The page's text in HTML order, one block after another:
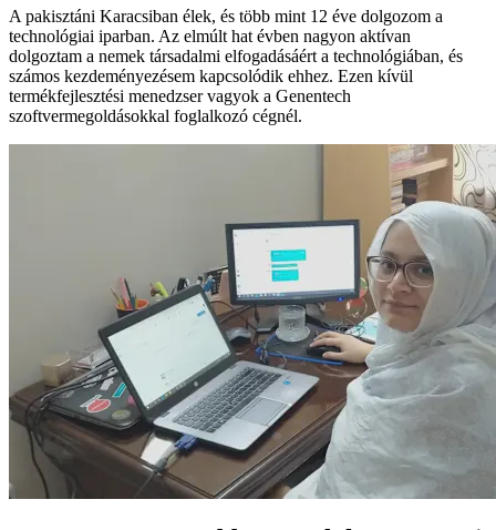
A pakisztáni Karacsiban élek, és több mint 12 éve dolgozom a
technológiai iparban. Az elmúlt hat évben nagyon aktívan
dolgoztam a nemek társadalmi elfogadásáért a technológiában, és
számos kezdeményezésem kapcsolódik ehhez. Ezen kívül
termékfejlesztési menedzser vagyok a Genentech
szoftvermegoldásokkal foglalkozó cégnél.